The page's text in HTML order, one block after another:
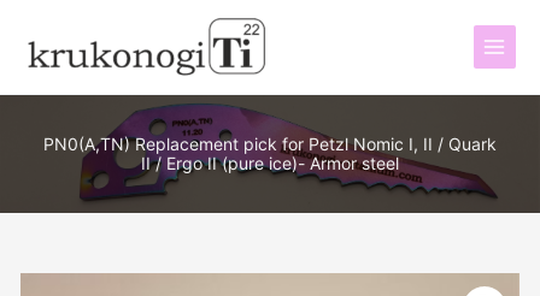
содержимому
PN0(A,TN) Replacement pick for Petzl Nomic I, II / Quark
II / Ergo II (pure ice)- Armor steel